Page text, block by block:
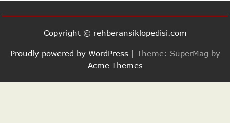
Copyright © rehberansiklopedisi.com
Proudly powered by WordPress | Theme: SuperMag by
Acme Themes